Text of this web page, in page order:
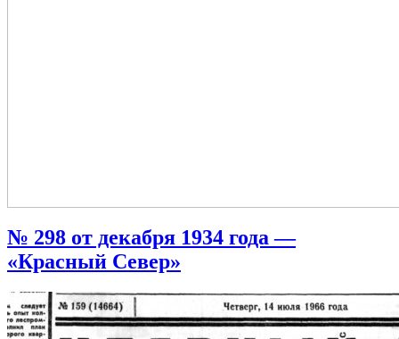
№ 298 от декабря 1934 года —
«Красный Север»